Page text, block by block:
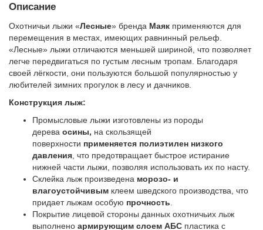
Описание
Подробнее:
https://cultform.ru/product/komplekt-
ohotnichih-
lyzh-
mayak-
lesnye-
sm-
derevo-
plastik-
kreplenie-
kozha-
pyatkoy-
Охотничьи лыжи «Лесные» бренда Маяк применяются для
перемещения в местах, имеющих равнинный рельеф.
«Лесные» лыжи отличаются меньшей шириной, что позволяет
легче передвигаться по густым лесным тропам. Благодаря
своей лёгкости, они пользуются большой популярностью у
любителей зимних прогулок в лесу и дачников.
Конструкция лыж:
Промысловые лыжи изготовлены из породы
дерева осины, на скользящей
поверхности применяется полиэтилен низкого
давления , что предотвращает быстрое истирание
нижней части лыжи, позволяя использовать их по насту.
Склейка лыж произведена морозо- и
влагоустойчивым клеем шведского производства, что
придает лыжам особую прочность
Покрытие лицевой стороны данных охотничьих лыж
выполнено армирующим слоем АБС пластика с